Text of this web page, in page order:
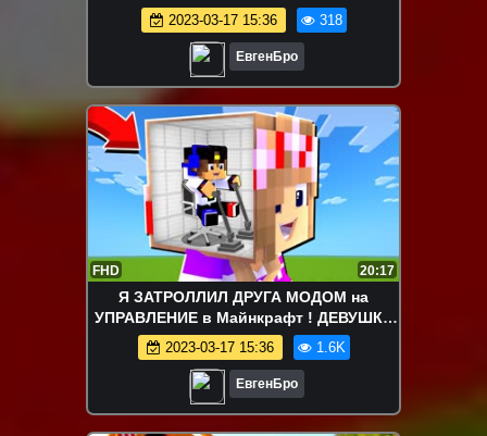
НУБ И ПРО ВИДЕО ТРОЛЛИНГ
MINECRAFT
2023-03-17 15:36 318
ЕвгенБро
FHD 20:17
Я ЗАТРОЛЛИЛ ДРУГА МОДОМ на
УПРАВЛЕНИЕ в Майнкрафт ! ДЕВУШКА
ВИДЕО ТРОЛЛИНГ MINECRAFT
2023-03-17 15:36 1.6K
ЕвгенБро